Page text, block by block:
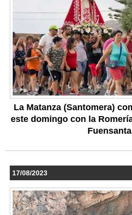
La Matanza (Santomera)
este domingo con la
Fuensanta
17/08/2023